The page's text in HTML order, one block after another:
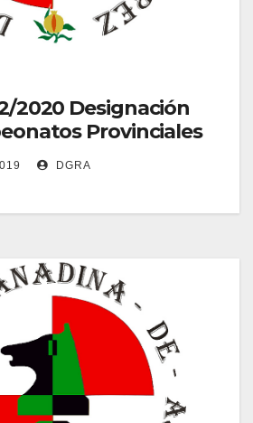
2020 Designación
Provinciales
DGRA